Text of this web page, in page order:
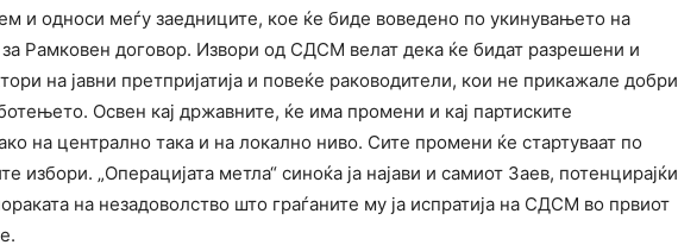
и односи меѓу заедниците, кое ќе биде воведено по укинувањето на
за Рамковен договор. Извори од СДСМ велат дека ќе бидат разрешени и
на јавни претпријатија и повеќе раководители, кои не прикажале добри
Освен кај државните, ќе има промени и кај партиските
на централно така и на локално ниво. Сите промени ќе стартуваат по
избори. „Операцијата метла“ синоќа ја најави и самиот Заев, потенцирајќи
на незадоволство што граѓаните му ја испратија на СДСМ во првиот